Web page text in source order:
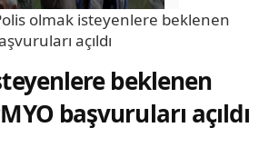
olmak isteyenlere beklenen
açıldı
beklenen
başvuruları açıldı